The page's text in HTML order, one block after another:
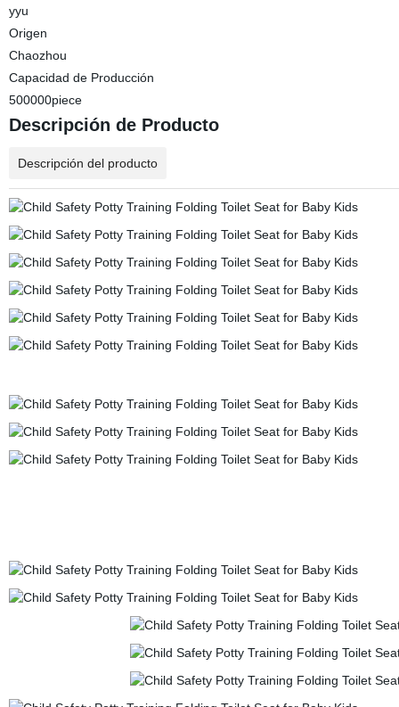
yyu
Origen
Chaozhou
Capacidad de Producción
500000piece
Descripción de Producto
Descripción del producto